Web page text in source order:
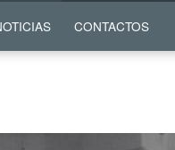
CONTACTOS